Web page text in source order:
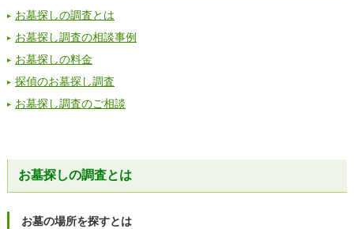
お墓探しの調査とは
お墓探し調査の相談事例
お墓探しの料金
探偵のお墓探し調査
お墓探し調査のご相談
お墓探しの調査とは
お墓の場所を探すとは